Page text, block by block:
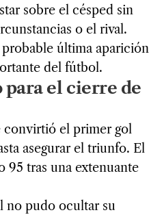
sobre el césped sin
o el rival.
probable última aparición
del fútbol.
el cierre de
convirtió el primer gol
asegurar el triunfo. El
95 tras una extenuante
no pudo ocultar su